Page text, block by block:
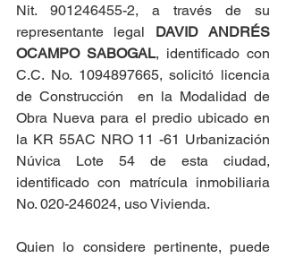
Nit. 901246455-2, a través de su
representante legal DAVID ANDRÉS
OCAMPO SABOGAL, identificado con
C.C. No. 1094897665, solicitó licencia
de Construcción  en la Modalidad de
Obra Nueva para el predio ubicado en
la KR 55AC NRO 11 -61 Urbanización
Núvica Lote 54 de esta ciudad,
identificado con matrícula inmobiliaria
No. 020-246024, uso Vivienda.
Quien lo considere pertinente, puede